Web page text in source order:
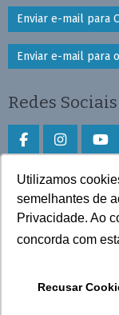
Utilizamos
semelhantes de
Privacidade. Ao
concorda com
Recusar
Enviar e-mail para
Enviar e-mail para
Redes Sociais
Faça download
Play Store e App
Todos os